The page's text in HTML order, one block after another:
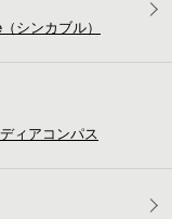
シンカブル）
ィア コンパス